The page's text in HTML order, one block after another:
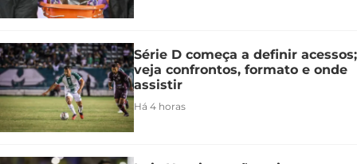
Série D começa a definir acessos;
veja confrontos, formato e onde
assistir
Há 4 horas